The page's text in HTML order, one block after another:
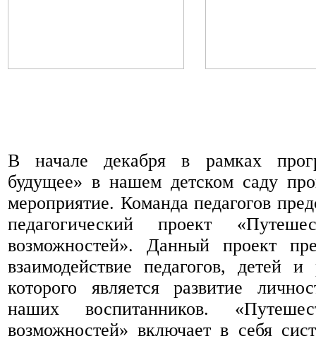
В начале декабря в рамках
будущее» в нашем детском саду
мероприятие. Команда педагогов
педагогический проект
возможностей». Данный проект
взаимодействие педагогов, детей
которого является развитие
наших воспитанников.
возможностей» включает в себя